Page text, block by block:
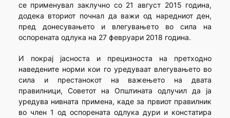
се применувал заклучно со 21 август 2015 година,
додека вториот почнал да важи од наредниот ден,
пред донесувањето и влегувањето во сила на
оспорената oдлука на 27 февруари 2018 година.
И покрај јасноста и прецизноста на претходно
наведените норми кои го уредуваат влегувањето во
сила и престанокот на важењето на двата
правилници, Советот на Општината одлучил да ја
уредува нивната примена, каде за првиот правилник
во член 1 од оспорената одлука дури и констатира